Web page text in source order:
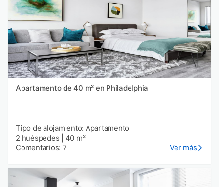
Apartamento de 40 m² en Philadelphia
Tipo de alojamiento: Apartamento
2 huéspedes
40 m²
Comentarios: 7
Ver más